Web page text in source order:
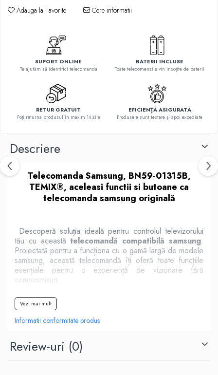
Telecomenzi Vortex
Telecomenzi Watson
Telecomenzi Wellington
Adauga la Favorite Cere informatii
SUPORT ONLINE
Te ajutăm să identifici telecomanda
BATERII INCLUSE
Toate telecomenzile vin insoțite de baterii
RETUR GRATUIT
Poți returna produsul în maxim 14 zile
EFICIENȚĂ ASIGURATĂ
Produsele sunt testate și apoi expediate
Descriere
Telecomanda Samsung, BN59-01315B,
TEMIX®, aceleasi functii si butoane ca
telecomanda samsung originală
Descoperă soluția ideală pentru controlul televizorului
tău cu aceastătelecomandă compatibilă samsung.
Proiectată pentru a funcționa cu o gamă largă de modele
samsung, această telecomandă îți oferă toate funcțiile
esențiale pentru o experiență de vizionare fără
compromisuri.
modelelor de televizoare samsung, asigurând o
performanță constantă și eficientă.
Vezi mai mult
Informatii conformitate produs
Review-uri (0)